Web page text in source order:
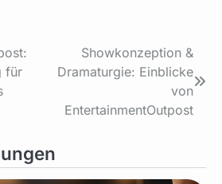
für
Showkonzeption &
Dramaturgie: Einblicke
von
EntertainmentOutpost